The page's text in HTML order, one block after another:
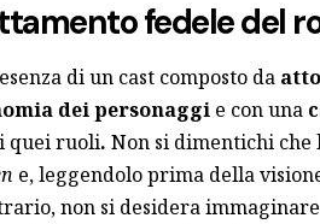
fedele del
di un cast composto da
dei personaggi e con una
quei ruoli. Non si dimentichi che
e, leggendolo prima della
non si desidera